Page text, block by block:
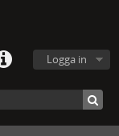
Logga in